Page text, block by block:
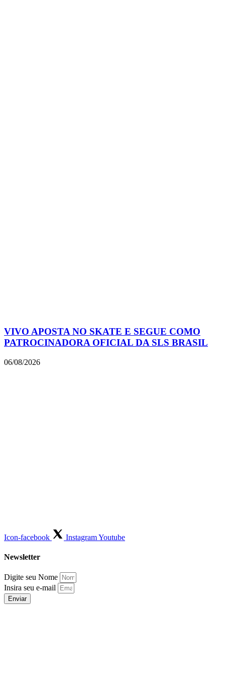
VIVO APOSTA NO SKATE E SEGUE COMO
PATROCINADORA OFICIAL DA SLS BRASIL
06/08/2026
Icon-facebook InstagramYoutube
Newsletter
Digite seu Nome
Insira seu e-mail
Enviar